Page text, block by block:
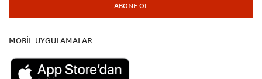
ABONE OL
MOBİL UYGULAMALAR